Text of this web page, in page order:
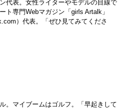
代表。女性ライターやモデルの目線で
ト専門Webマガジン「girls Artalk」
）代表。「ぜひ見てみてくださ
。マイブームはゴルフ。「早起きして